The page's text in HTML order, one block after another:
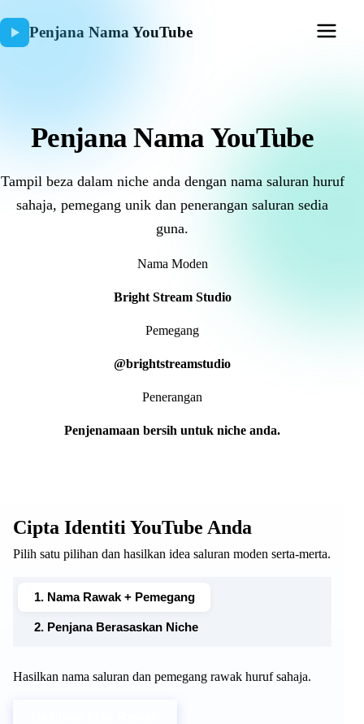
Penjana Nama YouTube
Penjana Nama YouTube
Tampil beza dalam niche anda dengan nama saluran huruf
sahaja, pemegang unik dan penerangan saluran sedia
guna.
Nama Moden
Bright Stream Studio
Pemegang
@brightstreamstudio
Penerangan
Penjenamaan bersih untuk niche anda.
Cipta Identiti YouTube Anda
Pilih satu pilihan dan hasilkan idea saluran moden serta-merta.
1. Nama Rawak + Pemegang
2. Penjana Berasaskan Niche
Hasilkan nama saluran dan pemegang rawak huruf sahaja.